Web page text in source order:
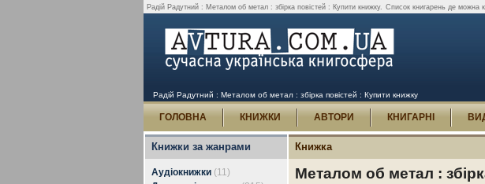
Радій Радутний : Металом об метал : збірка повістей : Купити книжку. Список книгарень де можна
Радій Радутний : Металом об метал : збірка повістей : Купити книжку
ГОЛОВНА КНИЖКИ АВТОРИ КНИГАРНІ
Книжки за жанрами
Аудіокнижки (11)
Книжка
Металом об метал :